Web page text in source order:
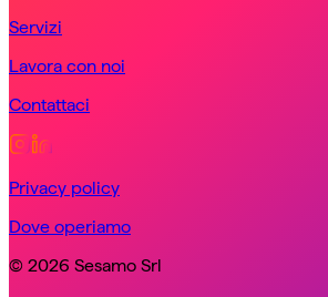
Servizi
Lavora con noi
Contattaci
Privacy policy
Dove operiamo
© 2026 Sesamo Srl